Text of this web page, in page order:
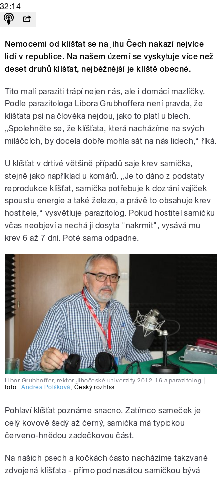
32:14
Nemocemi od klíšťat se na jihu Čech nakazí nejvíce
lidí v republice. Na našem území se vyskytuje více než
deset druhů klíšťat, nejběžnější je klíště obecné.
Tito malí paraziti trápí nejen nás, ale i domácí mazlíčky.
Podle parazitologa Libora Grubhoffera není pravda, že
klíšťata psí na člověka nejdou, jako to platí u blech.
„Spolehněte se, že klíšťata, která nacházíme na svých
miláčcích, by docela dobře mohla sát na nás lidech,“ říká.
U klíšťat v drtivé většině případů saje krev samička,
stejně jako například u komárů. „Je to dáno z podstaty
reprodukce klíšťat, samička potřebuje k dozrání vajíček
spoustu energie a také železo, a právě to obsahuje krev
hostitele,“ vysvětluje parazitolog. Pokud hostitel samičku
včas neobjeví a nechá ji dosyta "nakrmit", vysává mu
krev 6 až 7 dní. Poté sama odpadne.
Libor Grubhoffer, rektor Jihočeské univerzity 2012-16 a parazitolog
foto: Andrea Poláková, Český rozhlas
Pohlaví klíšťat poznáme snadno. Zatímco sameček je
celý kovově šedý až černý, samička má typickou
červeno-hnědou zadečkovou část.
Na našich psech a kočkách často nacházíme takzvaně
zdvojená klíšťata - přímo pod nasátou samičkou bývá